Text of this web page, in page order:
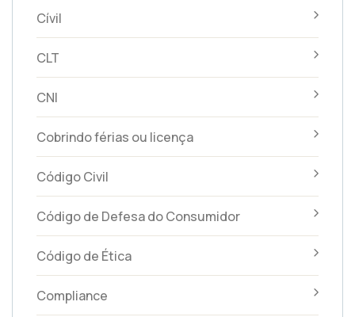
Cívil
CLT
CNI
Cobrindo férias ou licença
Código Civil
Código de Defesa do Consumidor
Código de Ética
Compliance